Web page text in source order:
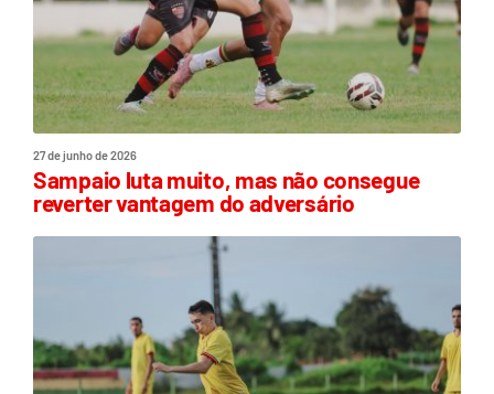
27 de junho de 2026
Sampaio luta muito, mas não consegue
reverter vantagem do adversário